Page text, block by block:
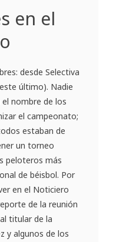
en el
desde Selectiva
último). Nadie
nombre de los
el campeonato;
estaban de
un torneo
peloteros más
de béisbol. Por
en el Noticiero
de la reunión
titular de la
y algunos de los